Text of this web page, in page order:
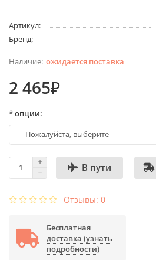
Артикул:
Бренд:
ожидается поставка
2 465₽
* опции:
В пути
Отзывы: 0
Бесплатная
доставка (узнать
подробности)